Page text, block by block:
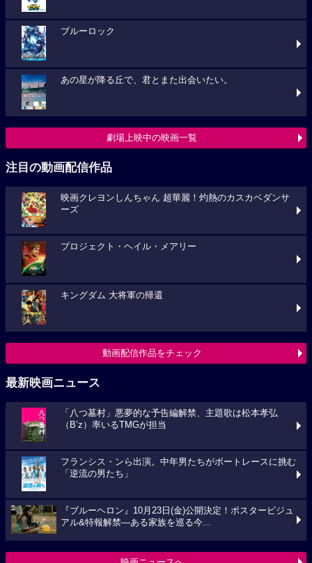
ブルーロック
あの星が降る丘で、君とまた出会いたい。
劇場上映中の映画一覧
注目の動画配信作品
映画クレヨンしんちゃん 超華麗！灼熱のカスカベダンサ
ーズ
プロジェクト・ヘイル・メアリー
キングダム 大将軍の帰還
動画配信作品をチェック
最新映画ニュース
「八つ墓村」悪夢的な予告編解禁、主題歌は松本孝弘
（B’z）率いるTMGが担当
フランシス・ンら出演。中年男たちがボートレースに挑む
「逆流の男たち」
『ブルーヘロン』10月23日(金)公開決定！ポスタービジュ
アル&特報解禁―ある家族を巡る今...